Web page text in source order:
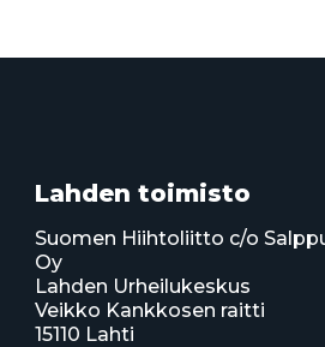
Lahden toimisto
Suomen Hiihtoliitto c/o
Oy
Lahden Urheilukeskus
Veikko Kankkosen raitti
15110 Lahti